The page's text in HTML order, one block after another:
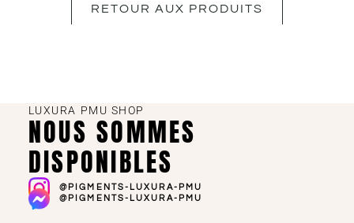
RETOUR AUX PRODUITS
LUXURA PMU SHOP
NOUS SOMMES
DISPONIBLES
@PIGMENTS-LUXURA-PMU
@PIGMENTS-LUXURA-PMU